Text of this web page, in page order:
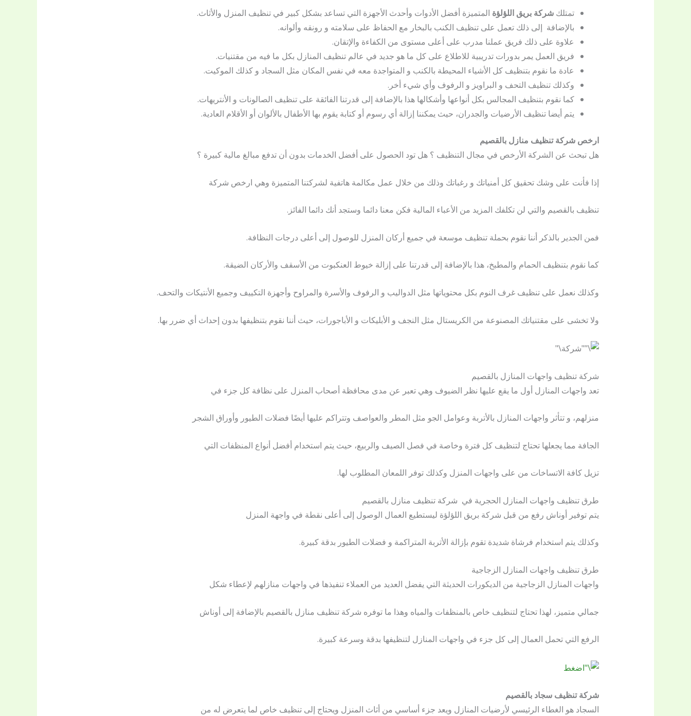
تمتلك شركة بريق اللؤلؤة المتميزة أفضل الأدوات وأحدث الأجهزة التي تساعد بشكل كبير في تنظيف المنزل والأثاث.
بالإضافة إلى ذلك تعمل على تنظيف الكنب بالبخار مع الحفاظ على سلامته و رونقه وألوانه.
علاوة على ذلك فريق عملنا مدرب على أعلى مستوى من الكفاءة والإتقان.
فريق العمل يمر بدورات تدريبية للاطلاع على كل ما هو جديد في عالم تنظيف المنازل بكل ما فيه من مقتنيات.
عادة ما نقوم بتنظيف كل الأشياء المحيطة بالكنب و المتواجدة معه في نفس المكان مثل السجاد و كذلك الموكيت.
وكذلك تنظيف التحف و البراويز و الرفوف وأي شيء أخر.
كما نقوم بتنظيف المجالس بكل أنواعها وأشكالها هذا بالإضافة إلى قدرتنا الفائقة على تنظيف الصالونات و الأنتريهات.
يتم أيضا تنظيف الأرضيات والجدران، حيث يمكننا إزالة أي رسوم أو كتابة يقوم بها الأطفال بالألوان أو الأقلام العادية.
ارخص شركة تنظيف منازل بالقصيم
هل تبحث عن الشركة الأرخص في مجال التنظيف ؟ هل تود الحصول على أفضل الخدمات بدون أن تدفع مبالغ مالية كبيرة ؟
إذا فأنت على وشك تحقيق كل أمنياتك و رغباتك وذلك من خلال عمل مكالمة هاتفية لشركتنا المتميزة وهي ارخص شركة
تنظيف بالقصيم والتي لن تكلفك المزيد من الأعباء المالية فكن معنا دائما وستجد أنك دائما الفائز.
فمن الجدير بالذكر أننا نقوم بحملة تنظيف موسعة في جميع أركان المنزل للوصول إلى أعلى درجات النظافة.
كما نقوم بتنظيف الحمام والمطبخ، هذا بالإضافة إلى قدرتنا على إزالة خيوط العنكبوت من الأسقف والأركان الضيقة.
وكذلك نعمل على تنظيف غرف النوم بكل محتوياتها مثل الدواليب و الرفوف والأسرة والمراوح وأجهزة التكييف وجميع الأنتيكات والتحف.
ولا تخشى على مقتنياتك المصنوعة من الكريستال مثل النجف و الأبليكات و الأباجورات، حيث أننا نقوم بتنظيفها بدون إحداث أي ضرر بها.
شركة تنظيف واجهات المنازل بالقصيم
تعد واجهات المنازل أول ما يقع عليها نظر الضيوف وهي تعبر عن مدى محافظة أصحاب المنزل على نظافة كل جزء في
منزلهم، و تتأثر واجهات المنازل بالأتربة وعوامل الجو مثل المطر والعواصف وتتراكم عليها أيضًا فضلات الطيور وأوراق الشجر
الجافة مما يجعلها تحتاج لتنظيف كل فترة وخاصة في فصل الصيف والربيع، حيث يتم استخدام أفضل أنواع المنظفات التي
تزيل كافة الاتساخات من على واجهات المنزل وكذلك توفر اللمعان المطلوب لها.
طرق تنظيف واجهات المنازل الحجرية في شركة تنظيف منازل بالقصيم
يتم توفير أوناش رفع من قبل شركة بريق اللؤلؤة ليستطيع العمال الوصول إلى أعلى نقطة في واجهة المنزل
وكذلك يتم استخدام فرشاة شديدة تقوم بإزالة الأتربة المتراكمة و فضلات الطيور بدقة كبيرة.
طرق تنظيف واجهات المنازل الزجاجية
واجهات المنازل الزجاجية من الديكورات الحديثة التي يفضل العديد من العملاء تنفيذها في واجهات منازلهم لإعطاء شكل
جمالي متميز، لهذا تحتاج لتنظيف خاص بالمنظفات والمياه وهذا ما توفره شركة تنظيف منازل بالقصيم بالإضافة إلى أوناش
الرفع التي تحمل العمال إلى كل جزء في واجهات المنازل لتنظيفها بدقة وسرعة كبيرة.
شركة تنظيف سجاد بالقصيم
السجاد هو الغطاء الرئيسي لأرضيات المنازل ويعد جزء أساسي من أثاث المنزل ويحتاج إلى تنظيف خاص لما يتعرض له من